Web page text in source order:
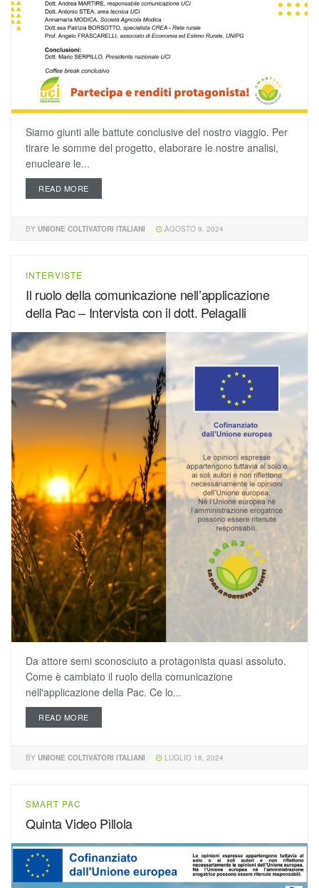
Siamo giunti alle battute conclusive del nostro viaggio. Per
tirare le somme del progetto, elaborare le nostre analisi,
enucleare le...
READ MORE
BY UNIONE COLTIVATORI ITALIANI AGOSTO 9, 2024
INTERVISTE
Il ruolo della comunicazione nell’applicazione
della Pac – Intervista con il dott. Pelagalli
Da attore semi sconosciuto a protagonista quasi assoluto.
Come è cambiato il ruolo della comunicazione
nell'applicazione della Pac. Ce lo...
READ MORE
BY UNIONE COLTIVATORI ITALIANI LUGLIO 18, 2024
SMART PAC
Quinta Video Pillola